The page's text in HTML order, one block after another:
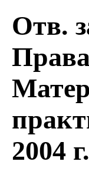
Отв.
2004